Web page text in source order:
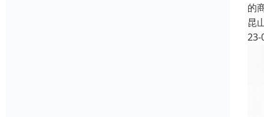
的
昆
23-